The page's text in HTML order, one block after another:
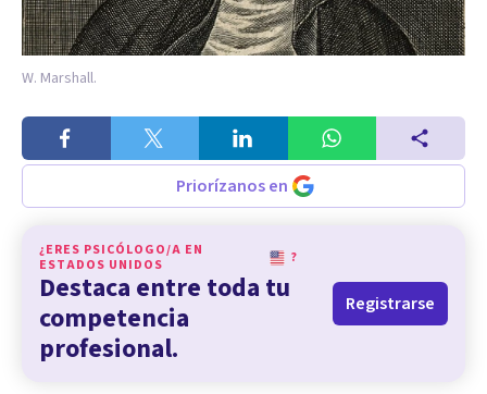
W. Marshall.
Priorízanos en
¿ERES PSICÓLOGO/A EN
ESTADOS UNIDOS
?
Destaca entre toda tu
competencia
profesional.
Registrarse